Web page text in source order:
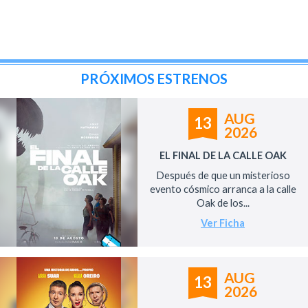
PRÓXIMOS ESTRENOS
13
AUG
2026
EL FINAL DE LA CALLE OAK
Después de que un misterioso
evento cósmico arranca a la calle
Oak de los...
Ver Ficha
13
AUG
2026